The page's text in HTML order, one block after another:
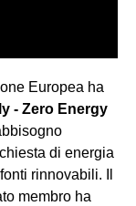
Europea ha
- Zero Energy
di energia
rinnovabili. Il
membro ha